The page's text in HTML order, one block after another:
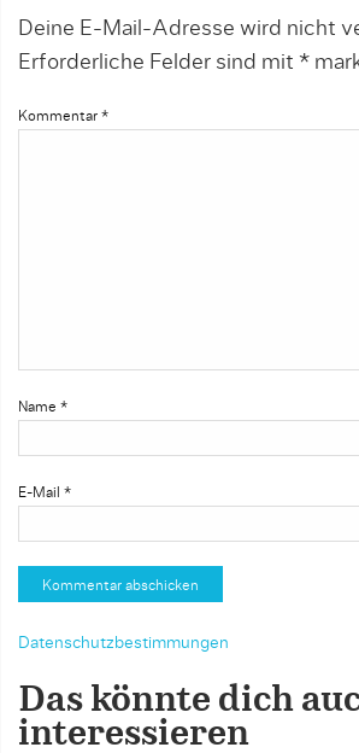
Deine E-Mail-Adresse wird nicht
Erforderliche Felder sind mit *
Kommentar *
Name *
E-Mail *
Datenschutzbestimmungen
Das könnte dich
interessieren